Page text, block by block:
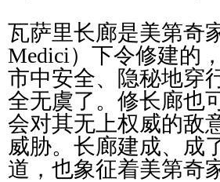
瓦萨里长廊是美第奇
Medici）下令修建的
市中安全、隐秘地穿
全无虞了。修长廊也
会对其无上权威的敌
威胁。长廊建成、成
道，也象征着美第奇